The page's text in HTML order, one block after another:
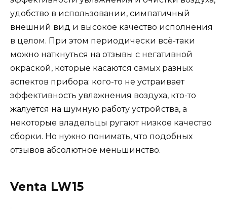
удобство в использовании, симпатичный
внешний вид и высокое качество исполнения
в целом. При этом периодически всё-таки
можно наткнуться на отзывы с негативной
окраской, которые касаются самых разных
аспектов прибора: кого-то не устраивает
эффективность увлажнения воздуха, кто-то
жалуется на шумную работу устройства, а
некоторые владельцы ругают низкое качество
сборки. Но нужно понимать, что подобных
отзывов абсолютное меньшинство.
Venta LW15